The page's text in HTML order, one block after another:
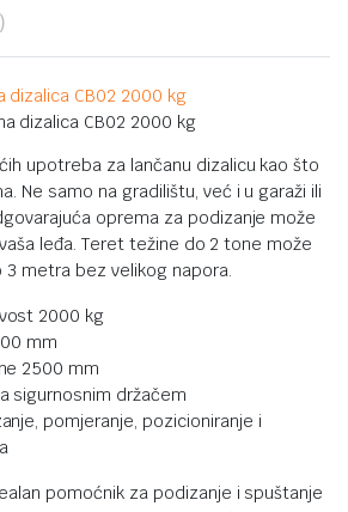
upotreba za lančanu dizalicu kao što
Ne samo na gradilištu, već i u garaži ili
oprema za podizanje može
leđa. Teret težine do 2 tone može
3 metra bez velikog napora.
2000 kg
mm
2500 mm
sigurnosnim držačem
pomjeranje, pozicioniranje i
pomoćnik za podizanje i spuštanje